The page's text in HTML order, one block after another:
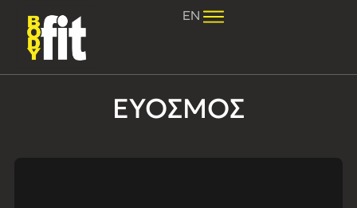
EN
ΕΎΟΣΜΟΣ